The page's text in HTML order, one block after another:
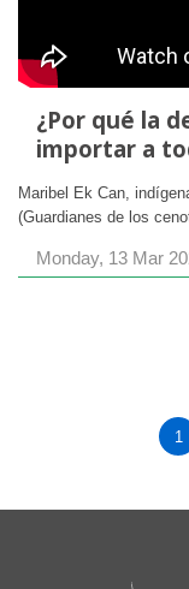
¿Por qué la
importar a
Maribel Ek Can,
(Guardianes de los
Monday, 13 Mar
1